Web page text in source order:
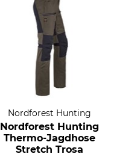
Nordforest Hunting
Nordforest Hunting
Thermo-Jagdhose
Stretch Trosa